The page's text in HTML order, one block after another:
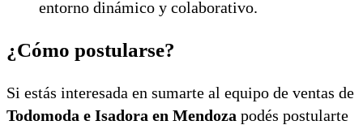
entorno dinámico y colaborativo.
¿Cómo postularse?
Si estás interesada en sumarte al equipo de ventas de
Todomoda e Isadora en Mendoza podés postularte